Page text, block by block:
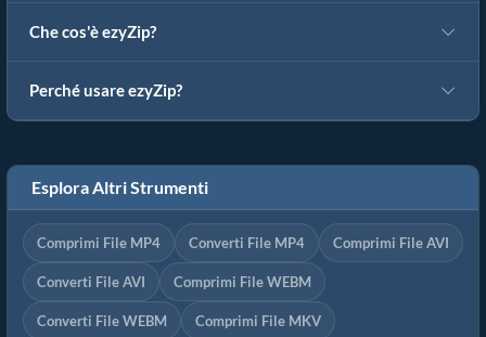
Che cos'è ezyZip?
Perché usare ezyZip?
Esplora Altri Strumenti
Comprimi File MP4 Converti File MP4 Comprimi File AVI
Converti File AVI Comprimi File WEBM
Converti File WEBM Comprimi File MKV